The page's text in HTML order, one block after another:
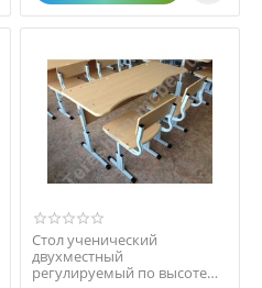
Стол ученический
двухместный
регулируемый по высоте